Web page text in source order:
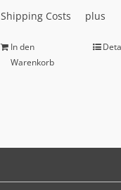
plus
Shipping Costs
In den
Warenkorb